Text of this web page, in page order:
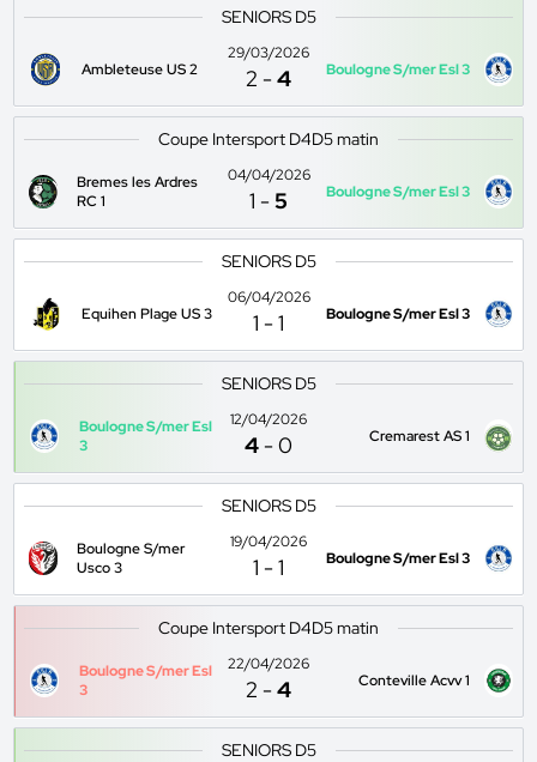
SENIORS D5
Ambleteuse US 2
29/03/2026
2 -4 Boulogne S/mer Esl 3
Coupe Intersport D4D5 matin
Bremes les Ardres
RC 1
04/04/2026
1 -5 Boulogne S/mer Esl 3
SENIORS D5
Equihen Plage US 3
06/04/2026
1 -1 Boulogne S/mer Esl 3
SENIORS D5
Boulogne S/mer Esl
3
12/04/2026
4 -0 Cremarest AS 1
SENIORS D5
Boulogne S/mer
Usco 3
19/04/2026
1 -1 Boulogne S/mer Esl 3
Coupe Intersport D4D5 matin
Boulogne S/mer Esl
3
22/04/2026
2 -4 Conteville Acvv 1
SENIORS D5